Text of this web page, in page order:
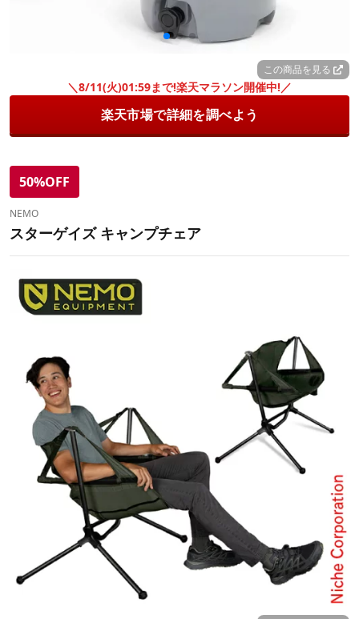
この商品を見る
＼8/11(火)01:59まで!楽天マラソン開催中!／
楽天市場で詳細を調べよう
50%OFF
NEMO
スターゲイズ キャンプチェア